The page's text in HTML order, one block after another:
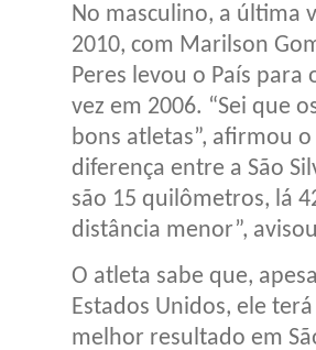
No masculino, a última
2010, com Marilson
Peres levou o País
vez em 2006. “Sei que
bons atletas”, afirmou
diferença entre a São
são 15 quilômetros, lá
distância menor”,
O atleta sabe que,
Estados Unidos, ele
melhor resultado em